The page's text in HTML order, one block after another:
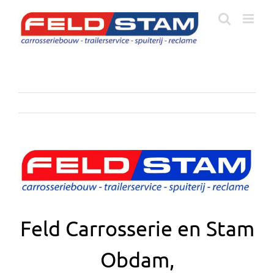
inhoud
Bekijk
grotere
afbeelding
Feld Carrosserie en Stam
Obdam,